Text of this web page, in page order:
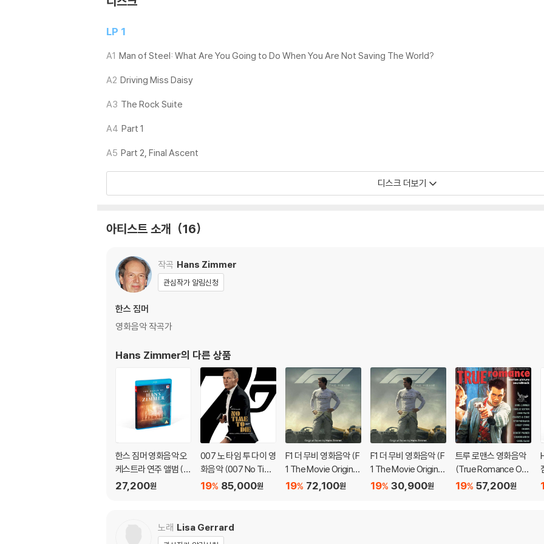
재생이 불안정한 경우 스태빌라이저를 사용하시면 좀 더 안정적인 재생이 가능합니다.
2) 재생 음역의 왜곡을 최소화 하고 반복 재생시에도 최대한 일관되게 유지되도록 디스크 센터 홀 구경이 작게 제작되는 경우가
3) 디스크에 미세한 잔 흠집이 남아있거나 인쇄 면이 깨끗하지 않은 경우가 있으며, 이는 상품의 불량이 아닙니다. 단, 재생에
※ 컬러 디스크
1) 컬러 디스크는 웹 이미지와 실제 색상이 차이가 날 수 있습니다.
3) 컬러 디스크는 제작 과정에서 다른 색상 염료가 섞여 얼룩과 번짐, 반점 등이 발생할 수 있습니다.
2) LP는 잦은 배송 과정에서 재킷에 손상이 발생할 가능성이 높고 재판매가 어려우므로 신중한 구매를 부탁드립니다.
LP 1
A1 Man of Steel: What Are You Going to Do When You Are Not Saving The World?
A2 Driving Miss Daisy
A3 The Rock Suite
A4 Part 1
A5 Part 2, Final Ascent
디스크 더보기
아티스트 소개 16
작곡 Hans Zimmer
관심작가 알림신청
한스 짐머
영화음악 작곡가
Hans Zimmer의 다른 상품
한스 짐머 영화음악 오
케스트라 연주 앨범 (T
he World of Hans Zi
27,200원
007 노 타임 투 다이 영
화음악 (007 No Tim
e To Die OST) [픽쳐
85,000원
19%
F1 더 무비 영화음악 (F
1 The Movie Original
Score Album Music
72,100원
19%
F1 더 무비 영화음악 (F
1 The Movie Original
Score Album Music
30,900원
19%
트루 로맨스 영화음악
(True Romance OS
T) [터키석 컬러 LP]
57,200원
19%
노래 Lisa Gerrard